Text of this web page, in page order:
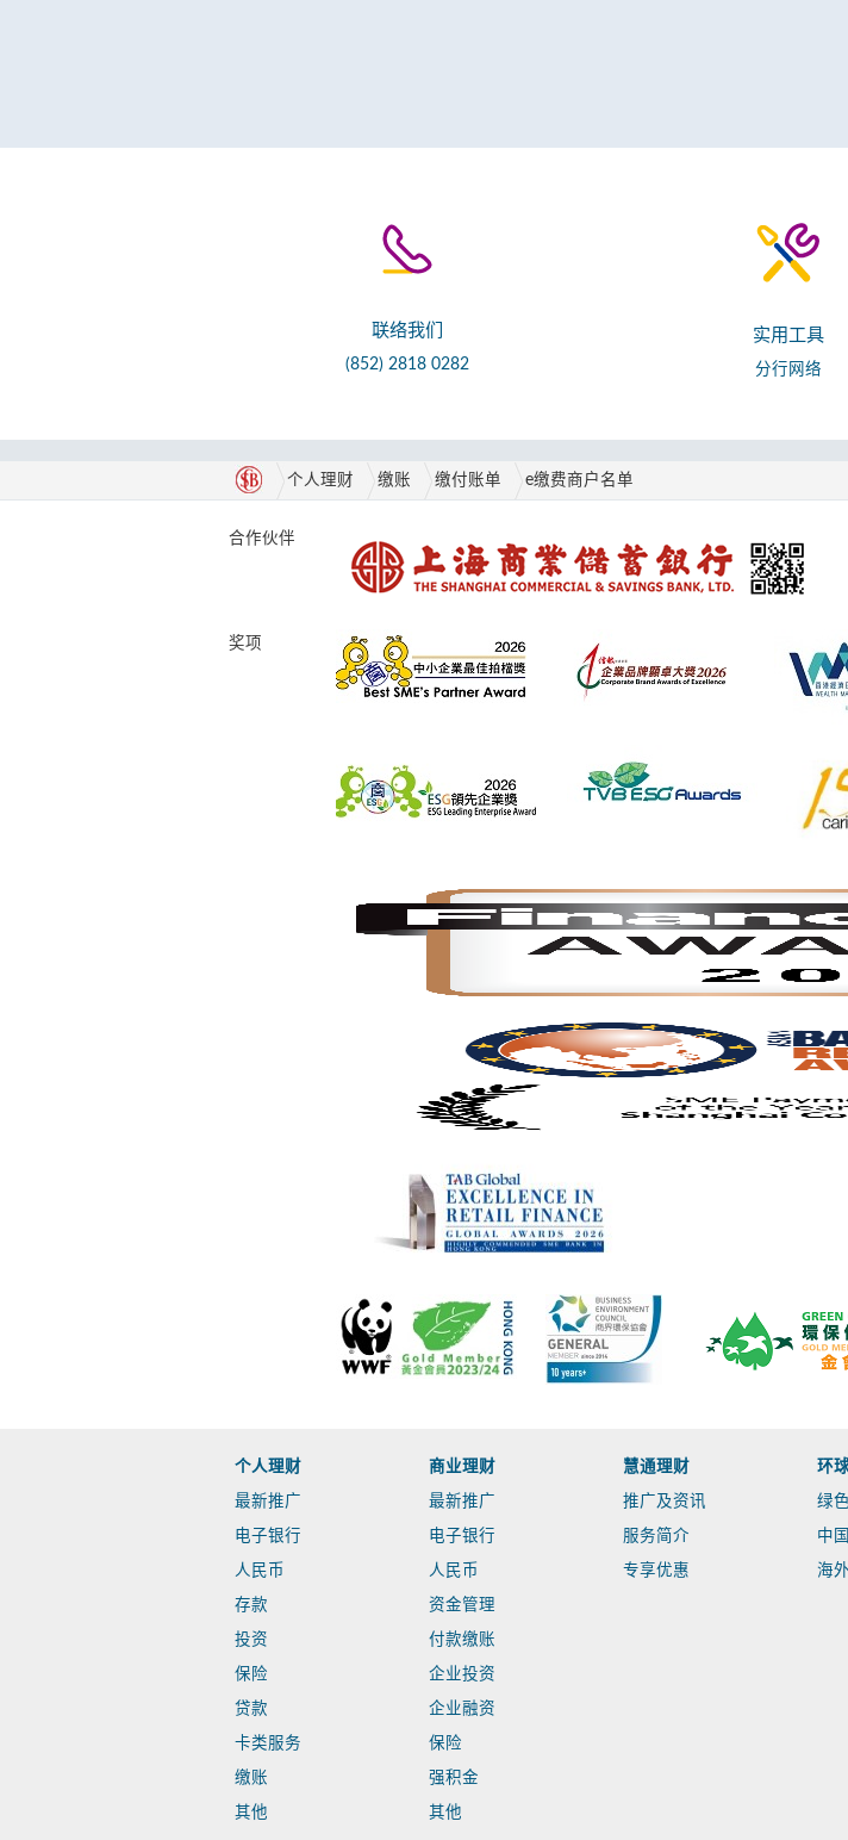
联络我们
(852) 2818 0282
实用工具
分行网络
个人理财 缴账 缴付账单 e缴费商户名单
合作伙伴
奖项
个人理财
最新推广
电子银行
人民币
存款
投资
保险
贷款
卡类服务
缴账
其他
商业理财
最新推广
电子银行
人民币
资金管理
付款缴账
企业投资
企业融资
保险
强积金
其他
慧通理财
推广及资讯
服务简介
专享优惠
环
绿
中
海